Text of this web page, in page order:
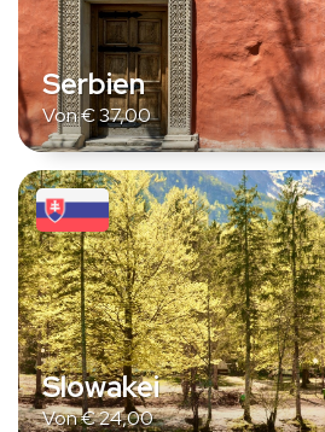
Serbien
Von€37,00
Slowakei
Von€24,00